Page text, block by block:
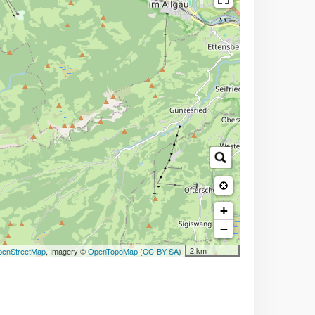
+
−
2 km
, Imagery ©OpenTopoMap (CC-BY-SA)